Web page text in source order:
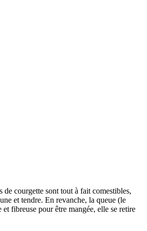
de courgette sont tout à fait comestibles,
et tendre. En revanche, la queue (le
fibreuse pour être mangée, elle se retire